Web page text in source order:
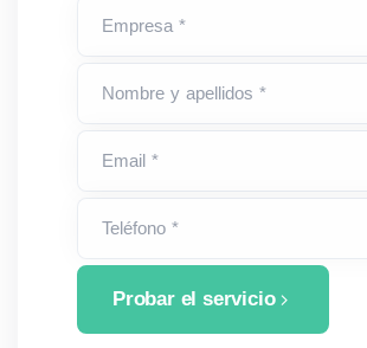
Empresa *
Nombre y apellidos *
Email *
Teléfono *
Probar el servicio